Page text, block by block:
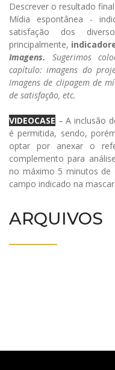
Descrever o resultado
Mídia espontânea -
satisfação dos
principalmente,
Imagens. Sugerimos
capítulo: imagens do
Imagens de clipagem de
de satisfação, etc.
VIDEOCASE – A inclusão
é permitida, sendo,
optar por anexar o
complemento para
no máximo 5 minutos
campo indicado na
ARQUIVOS